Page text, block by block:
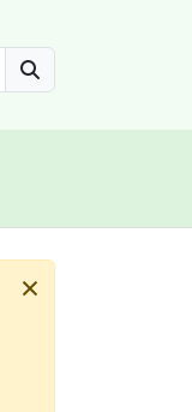
Search
×